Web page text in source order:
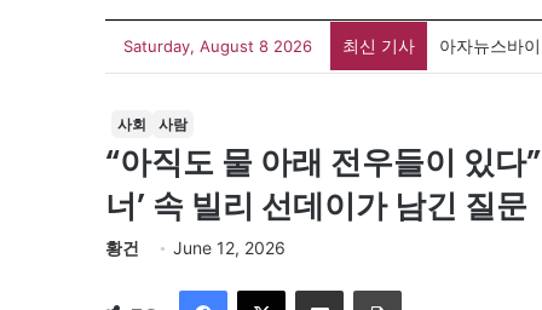
Saturday, August 8 2026 최신 기사 아자뉴스바
사회 사람
“아직도 물 아래 전우들이 있
너’ 속 빌리 선데이가 남긴 질문
황건 June 12, 2026
Facebook
X 이메일 인쇄